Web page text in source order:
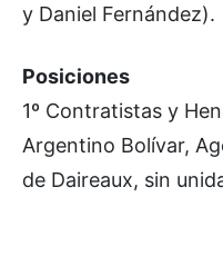
y Daniel Fernández).
Posiciones
1º Contratistas y
Argentino Bolívar,
de Daireaux, sin